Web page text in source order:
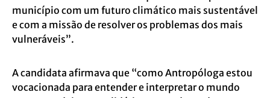
município com um futuro climático mais sustentável
e com a missão de resolver os problemas dos mais
vulneráveis”.
A candidata afirmava que “como Antropóloga estou
vocacionada para entender e interpretar o mundo